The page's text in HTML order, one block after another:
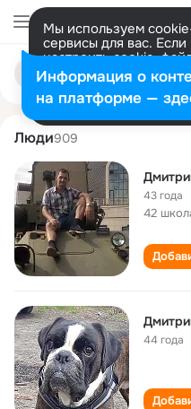
Мы используем
сервисы для вас.
настроить cookie-
представитель.
Разрешить все
Поиск
людям
dmitriy tyurin
Люди909
43 года
42
44 года
Информация о
на платформе —